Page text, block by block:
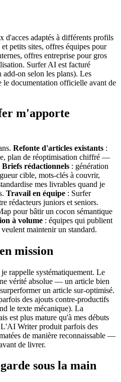
d'acces adaptés à différents profils
petits sites, offres équipes pour
offres entreprise pour gros
Surfer AI est facturé
add-on selon les plans). Les
documentation officielle avant de
m'apporte
Refonte d'articles existants :
plan de réoptimisation chiffré —
Briefs rédactionnels : génération
cible, mots-clés à couvrir,
mes livrables quand je
Travail en équipe : Surfer
rédacteurs juniors et seniors.
pour bâtir un cocon sémantique
à volume : équipes qui publient
maintenir un standard.
mission
rappelle systématiquement. Le
vérité absolue — un article bien
un article sur-optimisé.
des ajouts contre-productifs
le texte mécanique). La
est plus mature qu'à mes débuts
Writer produit parfois des
de manière reconnaissable —
de livrer.
sous la main